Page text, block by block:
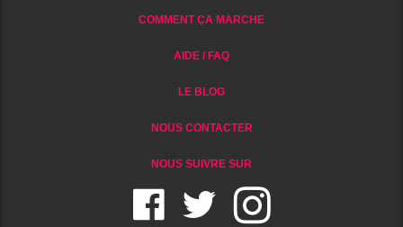
COMMENT ÇA MARCHE
AIDE / FAQ
LE BLOG
NOUS CONTACTER
NOUS SUIVRE SUR